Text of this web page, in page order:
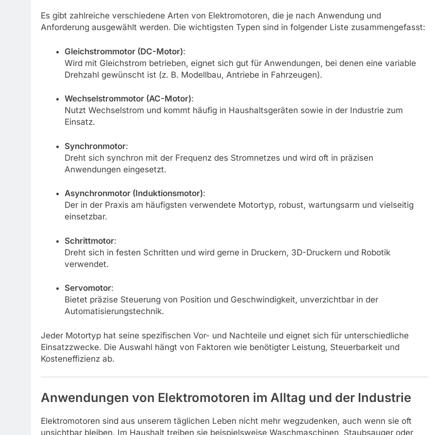
Es gibt zahlreiche verschiedene Arten von Elektromotoren, die je nach Anwendung und
Anforderung ausgewählt werden. Die wichtigsten Typen sind in folgender Liste zusammengefasst:
Gleichstrommotor (DC-Motor):
Wird mit Gleichstrom betrieben, eignet sich gut für Anwendungen, bei denen eine variable
Drehzahl gewünscht ist (z. B. Modellbau, Antriebe in Fahrzeugen).
Wechselstrommotor (AC-Motor):
Nutzt Wechselstrom und kommt häufig in Haushaltsgeräten sowie in der Industrie zum
Einsatz.
Synchronmotor:
Dreht sich synchron mit der Frequenz des Stromnetzes und wird oft in präzisen
Anwendungen eingesetzt.
Asynchronmotor (Induktionsmotor):
Der in der Praxis am häufigsten verwendete Motortyp, robust, wartungsarm und vielseitig
einsetzbar.
Schrittmotor:
Dreht sich in festen Schritten und wird gerne in Druckern, 3D-Druckern und Robotik
verwendet.
Servomotor:
Bietet präzise Steuerung von Position und Geschwindigkeit, unverzichtbar in der
Automatisierungstechnik.
Jeder Motortyp hat seine spezifischen Vor- und Nachteile und eignet sich für unterschiedliche
Einsatzzwecke. Die Auswahl hängt von Faktoren wie benötigter Leistung, Steuerbarkeit und
Kosteneffizienz ab.
Anwendungen von Elektromotoren im Alltag und der Industrie
Elektromotoren sind aus unserem täglichen Leben nicht mehr wegzudenken, auch wenn sie oft
unsichtbar bleiben. Im Haushalt treiben sie beispielsweise Waschmaschinen, Staubsauger oder